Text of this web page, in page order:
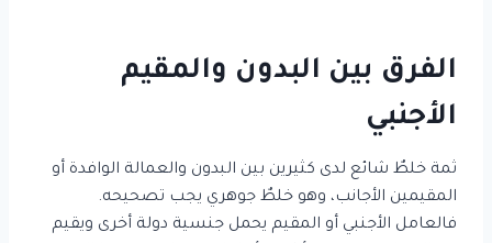
الفرق بين البدون والمقيم
الأجنبي
ثمة خلطٌ شائع لدى كثيرين بين البدون والعمالة الوافدة أو
المقيمين الأجانب، وهو خلطٌ جوهري يجب تصحيحه.
فالعامل الأجنبي أو المقيم يحمل جنسية دولة أخرى ويقيم